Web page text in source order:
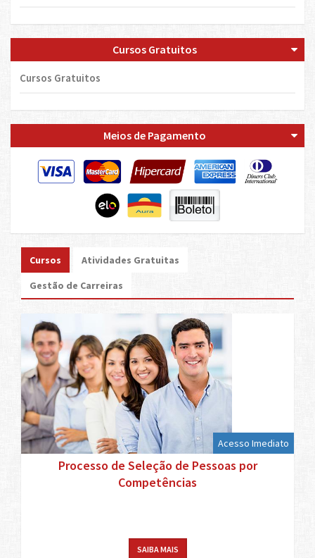
Cursos Gratuitos
Cursos Gratuitos
Meios de Pagamento
Cursos
Atividades Gratuitas
Gestão de Carreiras
Acesso Imediato
Processo de Seleção de Pessoas por
Competências
SAIBA MAIS